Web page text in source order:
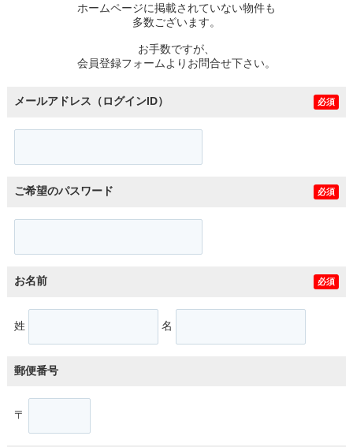
ホームページに掲載されていない物件も
多数ございます。
お手数ですが、
会員登録フォームよりお問合せ下さい。
メールアドレス（ログインID） 必須
ご希望のパスワード 必須
お名前 必須
姓 名
郵便番号
〒